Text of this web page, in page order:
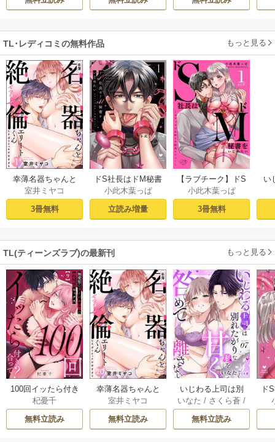
活
TL･レディコミの無料作品 もっと見る
幸薄名器ちゃんと
絶倫エリートくん
むさぼりエッチが
甘すぎる（分冊
室井ミヤコ
3冊無料
ドS社長はドM秘書
をいじめたい～オ
フィスでぬれとろ
玩具レビュー～ 1
き】
小此木葉っぱ
立読み増量
【ラブチーク】ドS
社長はドM秘書をい
じめたい～オフィ
スでぬれとろ玩具
小此木葉っぱ
3冊無料
い
TL(ティーンズラブ)の最新刊 もっと見る
100回イッたら付き
合って？ 無愛想な
ライバル同期の溺
愛絶倫セックス
杞憂千
無料立読み
幸薄名器ちゃんと
絶倫エリートくん
むさぼりエッチが
甘すぎる（分冊
室井ミヤコ
無料立読み
いじわる上司は別
れたがりな私を甘
く咎めて離さない
【分冊版】 7巻
いなた / さくら蒼 /
ache
無料立読み
ド